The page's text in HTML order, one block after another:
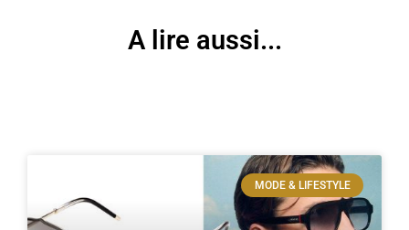
A lire aussi...
MODE & LIFESTYLE